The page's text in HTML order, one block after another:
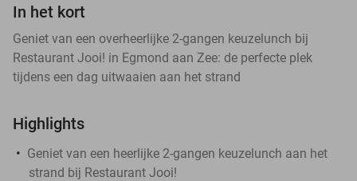
In het kort
Geniet van een overheerlijke 2-gangen keuzelunch bij
Restaurant Jooi! in Egmond aan Zee: de perfecte plek
tijdens een dag uitwaaien aan het strand
Highlights
Geniet van een heerlijke 2-gangen keuzelunch aan het
strand bij Restaurant Jooi!